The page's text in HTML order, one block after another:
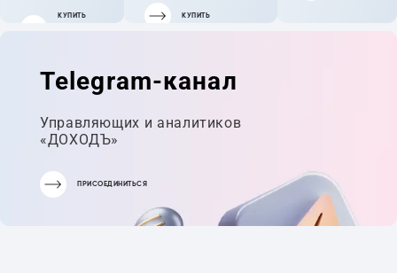
КУПИТЬ
КУПИТЬ
Telegram-канал
Управляющих и аналитиков
«ДОХОДЪ»
ПРИСОЕДИНИТЬСЯ